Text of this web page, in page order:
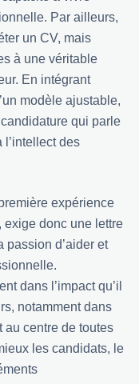
Par ailleurs,
un CV, mais
à une véritable
En intégrant
modèle ajustable,
qui parle
des
expérience
exige donc une lettre
passion d’aider et
dans l’impact qu’il
notamment dans
au centre de toutes
les candidats, le